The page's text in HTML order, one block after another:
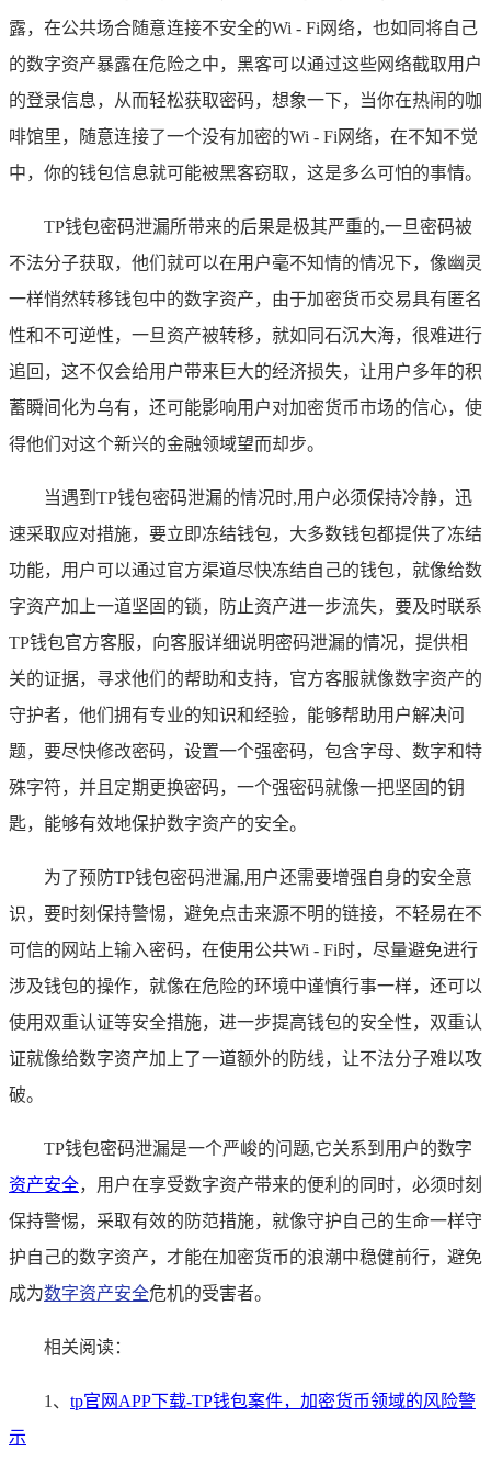
露，在公共场合随意连接不安全的Wi - Fi网络，也如同将自己
的数字资产暴露在危险之中，黑客可以通过这些网络截取用户
的登录信息，从而轻松获取密码，想象一下，当你在热闹的咖
啡馆里，随意连接了一个没有加密的Wi - Fi网络，在不知不觉
中，你的钱包信息就可能被黑客窃取，这是多么可怕的事情。
TP钱包密码泄漏所带来的后果是极其严重的,一旦密码被
不法分子获取，他们就可以在用户毫不知情的情况下，像幽灵
一样悄然转移钱包中的数字资产，由于加密货币交易具有匿名
性和不可逆性，一旦资产被转移，就如同石沉大海，很难进行
追回，这不仅会给用户带来巨大的经济损失，让用户多年的积
蓄瞬间化为乌有，还可能影响用户对加密货币市场的信心，使
得他们对这个新兴的金融领域望而却步。
当遇到TP钱包密码泄漏的情况时,用户必须保持冷静，迅
速采取应对措施，要立即冻结钱包，大多数钱包都提供了冻结
功能，用户可以通过官方渠道尽快冻结自己的钱包，就像给数
字资产加上一道坚固的锁，防止资产进一步流失，要及时联系
TP钱包官方客服，向客服详细说明密码泄漏的情况，提供相
关的证据，寻求他们的帮助和支持，官方客服就像数字资产的
守护者，他们拥有专业的知识和经验，能够帮助用户解决问
题，要尽快修改密码，设置一个强密码，包含字母、数字和特
殊字符，并且定期更换密码，一个强密码就像一把坚固的钥
匙，能够有效地保护数字资产的安全。
为了预防TP钱包密码泄漏,用户还需要增强自身的安全意
识，要时刻保持警惕，避免点击来源不明的链接，不轻易在不
可信的网站上输入密码，在使用公共Wi - Fi时，尽量避免进行
涉及钱包的操作，就像在危险的环境中谨慎行事一样，还可以
使用双重认证等安全措施，进一步提高钱包的安全性，双重认
证就像给数字资产加上了一道额外的防线，让不法分子难以攻
破。
TP钱包密码泄漏是一个严峻的问题,它关系到用户的数字
资产安全，用户在享受数字资产带来的便利的同时，必须时刻
保持警惕，采取有效的防范措施，就像守护自己的生命一样守
护自己的数字资产，才能在加密货币的浪潮中稳健前行，避免
成为数字资产安全危机的受害者。
相关阅读：
1、 tp官网APP下载-TP钱包案件，加密货币领域的风险警
示